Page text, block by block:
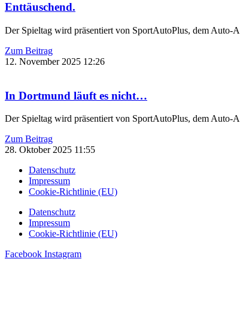
Enttäuschend.
Der Spieltag wird präsentiert von SportAutoPlus, dem Auto-
Zum Beitrag
12. November 2025 12:26
In Dortmund läuft es nicht…
Der Spieltag wird präsentiert von SportAutoPlus, dem
Zum Beitrag
28. Oktober 2025 11:55
Datenschutz
Impressum
Cookie-Richtlinie (EU)
Datenschutz
Impressum
Cookie-Richtlinie (EU)
Facebook Instagram